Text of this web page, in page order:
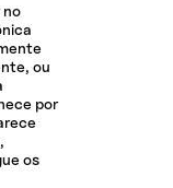
no
ou
por
os